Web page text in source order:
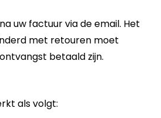
uw factuur via de email. Het
met retouren moet
betaald zijn.
als volgt: